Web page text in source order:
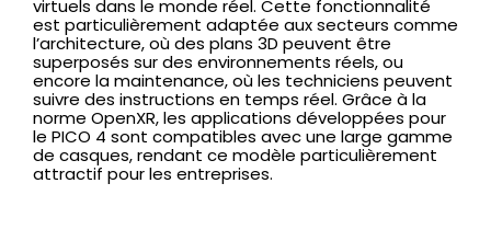
virtuels dans le monde réel. Cette fonctionnalité
est particulièrement adaptée aux secteurs comme
l’architecture, où des plans 3D peuvent être
superposés sur des environnements réels, ou
encore la maintenance, où les techniciens peuvent
suivre des instructions en temps réel. Grâce à la
norme OpenXR, les applications développées pour
le PICO 4 sont compatibles avec une large gamme
de casques, rendant ce modèle particulièrement
attractif pour les entreprises.